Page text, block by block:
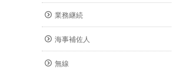
業務継続
海事補佐人
無線